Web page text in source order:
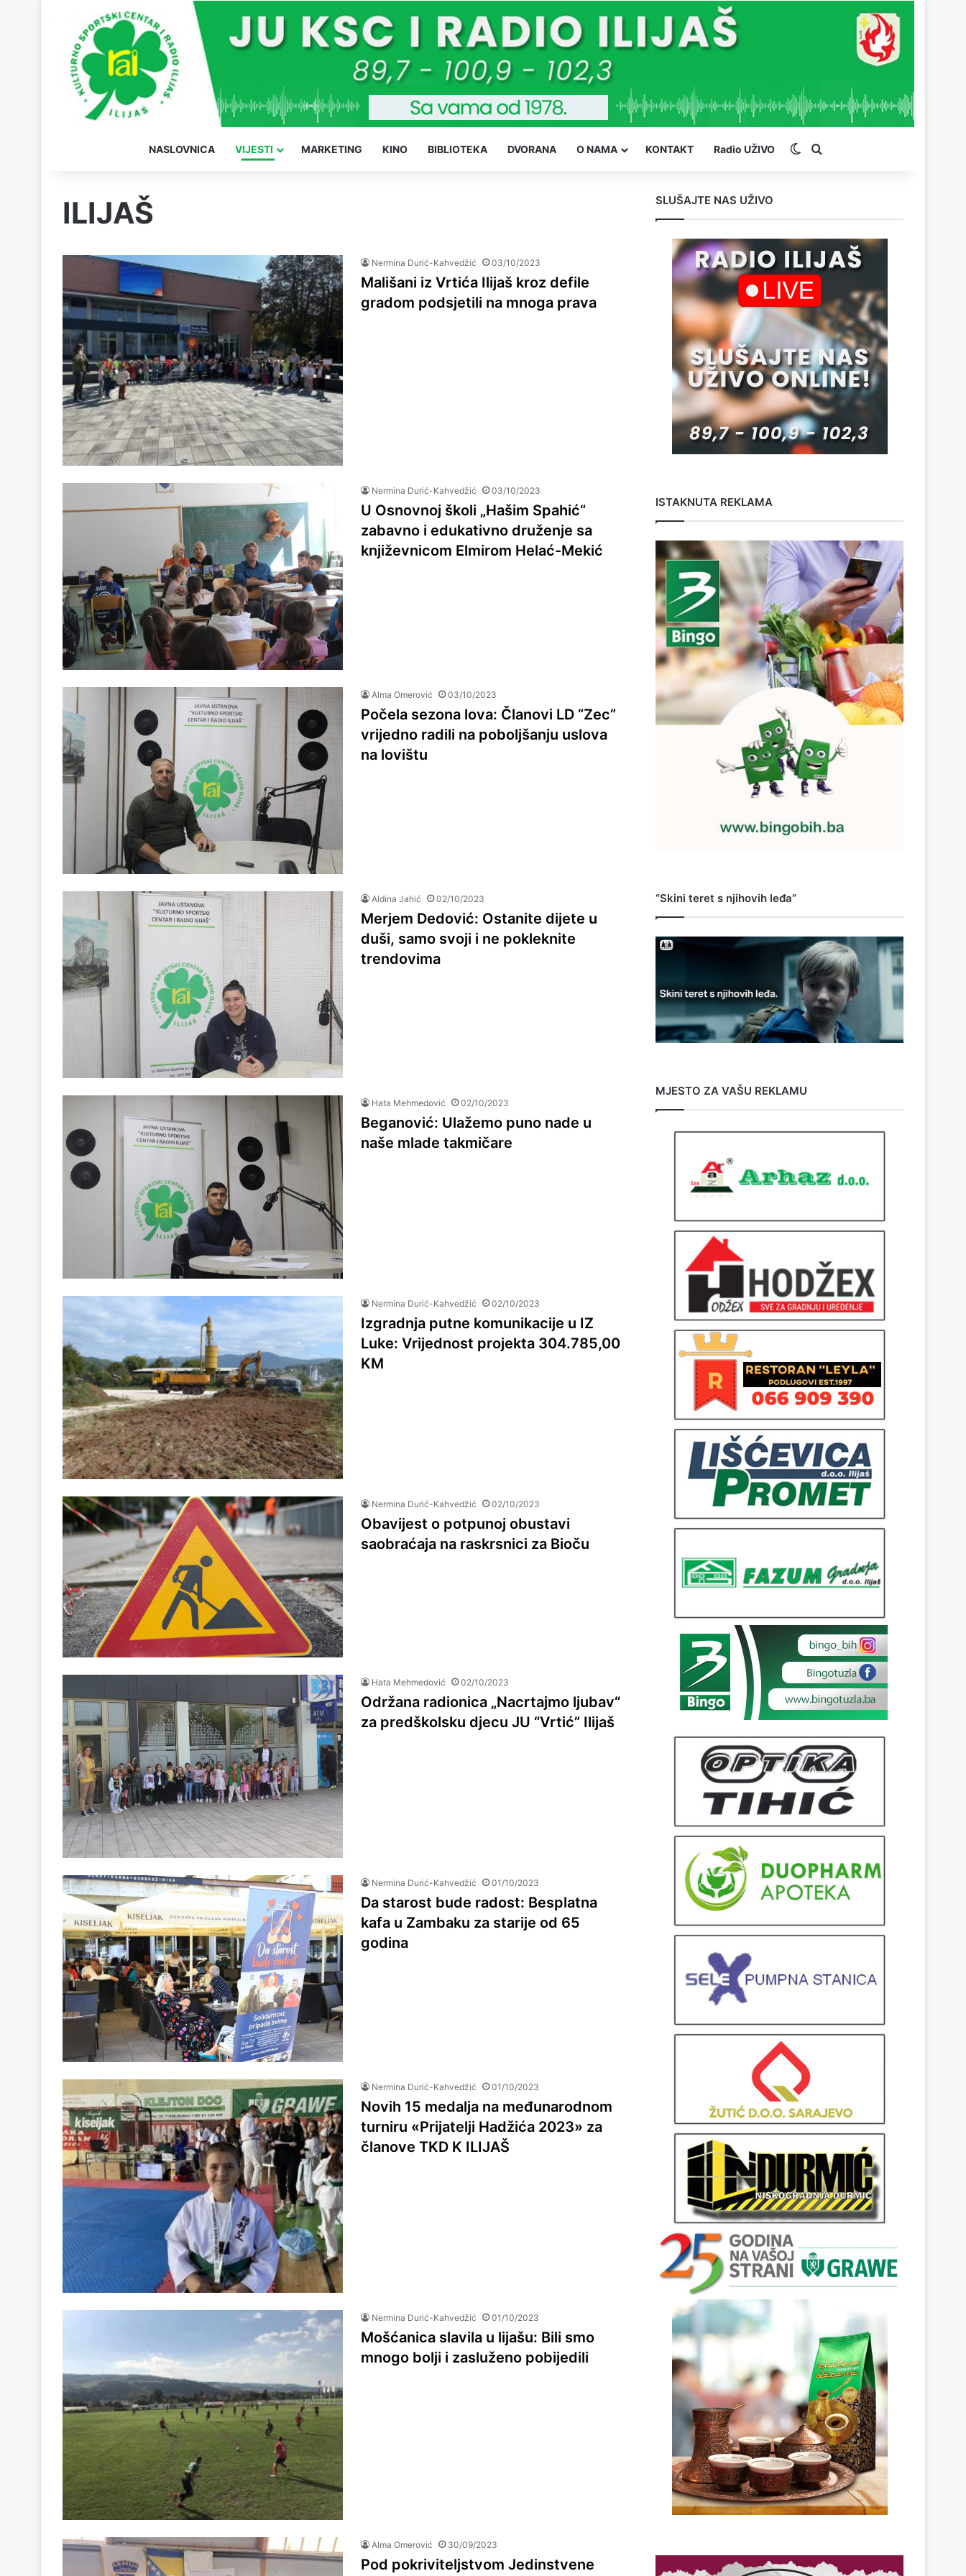
NASLOVNICA VIJESTI MARKETING KINO BIBLIOTEKA DVORANA O NAMA KONTAKT Radio UŽIVO Switch skin
ILIJAŠ
Nermina Durić-Kahvedžić 03/10/2023
Mališani iz Vrtića Ilijaš kroz defile
gradom podsjetili na mnoga prava
Nermina Durić-Kahvedžić 03/10/2023
U Osnovnoj školi „Hašim Spahić“
zabavno i edukativno druženje sa
književnicom Elmirom Helać-Mekić
Alma Omerović 03/10/2023
Počela sezona lova: Članovi LD “Zec”
vrijedno radili na poboljšanju uslova
na lovištu
Aldina Jahić 02/10/2023
Merjem Dedović: Ostanite dijete u
duši, samo svoji i ne pokleknite
trendovima
Hata Mehmedović 02/10/2023
Beganović: Ulažemo puno nade u
naše mlade takmičare
Nermina Durić-Kahvedžić 02/10/2023
Izgradnja putne komunikacije u IZ
Luke: Vrijednost projekta 304.785,00
KM
Nermina Durić-Kahvedžić 02/10/2023
Obavijest o potpunoj obustavi
saobraćaja na raskrsnici za Bioču
Hata Mehmedović 02/10/2023
Održana radionica „Nacrtajmo ljubav“
za predškolsku djecu JU “Vrtić” Ilijaš
Nermina Durić-Kahvedžić 01/10/2023
Da starost bude radost: Besplatna
kafa u Zambaku za starije od 65
godina
Nermina Durić-Kahvedžić 01/10/2023
Novih 15 medalja na međunarodnom
turniru «Prijatelji Hadžića 2023» za
članove TKD K ILIJAŠ
Nermina Durić-Kahvedžić 01/10/2023
Mošćanica slavila u lijašu: Bili smo
mnogo bolji i zasluženo pobijedili
Alma Omerović 30/09/2023
Pod pokriviteljstvom Jedinstvene
SLUŠAJTE NAS UŽIVO
ISTAKNUTA REKLAMA
“Skini teret s njihovih leđa”
MJESTO ZA VAŠU REKLAMU